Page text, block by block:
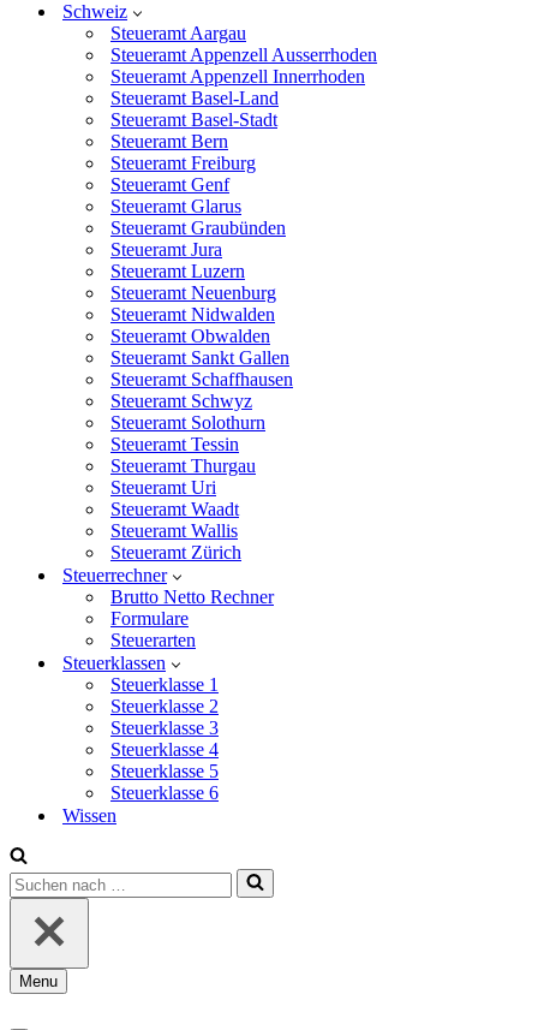
Schweiz
Steueramt Aargau
Steueramt Appenzell Ausserrhoden
Steueramt Appenzell Innerrhoden
Steueramt Basel-Land
Steueramt Basel-Stadt
Steueramt Bern
Steueramt Freiburg
Steueramt Genf
Steueramt Glarus
Steueramt Graubünden
Steueramt Jura
Steueramt Luzern
Steueramt Neuenburg
Steueramt Nidwalden
Steueramt Obwalden
Steueramt Sankt Gallen
Steueramt Schaffhausen
Steueramt Schwyz
Steueramt Solothurn
Steueramt Tessin
Steueramt Thurgau
Steueramt Uri
Steueramt Waadt
Steueramt Wallis
Steueramt Zürich
Steuerrechner
Brutto Netto Rechner
Formulare
Steuerarten
Steuerklassen
Steuerklasse 1
Steuerklasse 2
Steuerklasse 3
Steuerklasse 4
Steuerklasse 5
Steuerklasse 6
Wissen
Suchen
nach …
Menu
Navigationsmenü